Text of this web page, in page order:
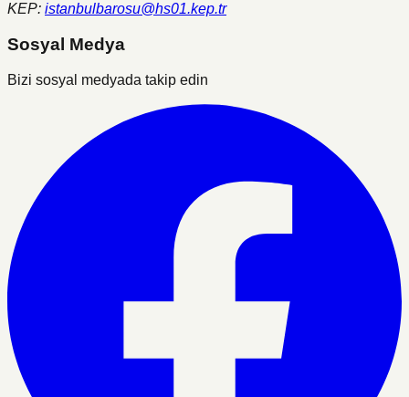
KEP: istanbulbarosu@hs01.kep.tr
Sosyal Medya
Bizi sosyal medyada takip edin